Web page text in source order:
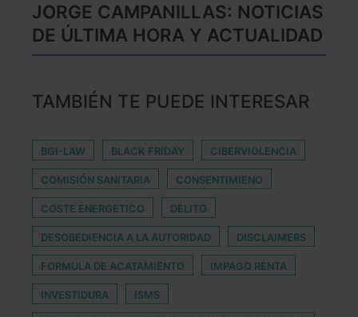
JORGE CAMPANILLAS: NOTICIAS
DE ÚLTIMA HORA Y ACTUALIDAD
TAMBIÉN TE PUEDE INTERESAR
BGI-LAW BLACK FRIDAY CIBERVIOLENCIA
COMISIÓN SANITARIA CONSENTIMIENO
COSTE ENERGETICO DELITO
DESOBEDIENCIA A LA AUTORIDAD DISCLAIMERS
FORMULA DE ACATAMIENTO IMPAGO RENTA
INVESTIDURA ISMS